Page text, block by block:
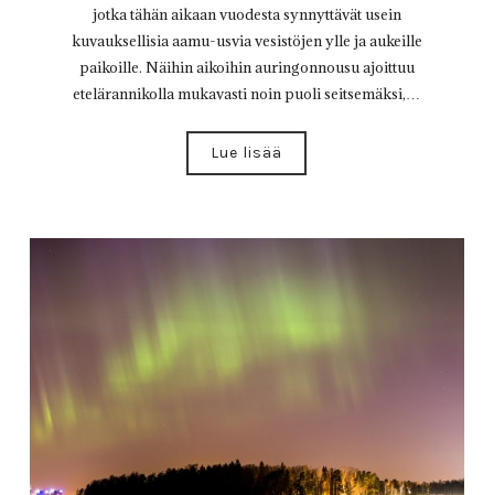
jotka tähän aikaan vuodesta synnyttävät usein
kuvauksellisia aamu-usvia vesistöjen ylle ja aukeille
paikoille. Näihin aikoihin auringonnousu ajoittuu
etelärannikolla mukavasti noin puoli seitsemäksi,…
Lue lisää